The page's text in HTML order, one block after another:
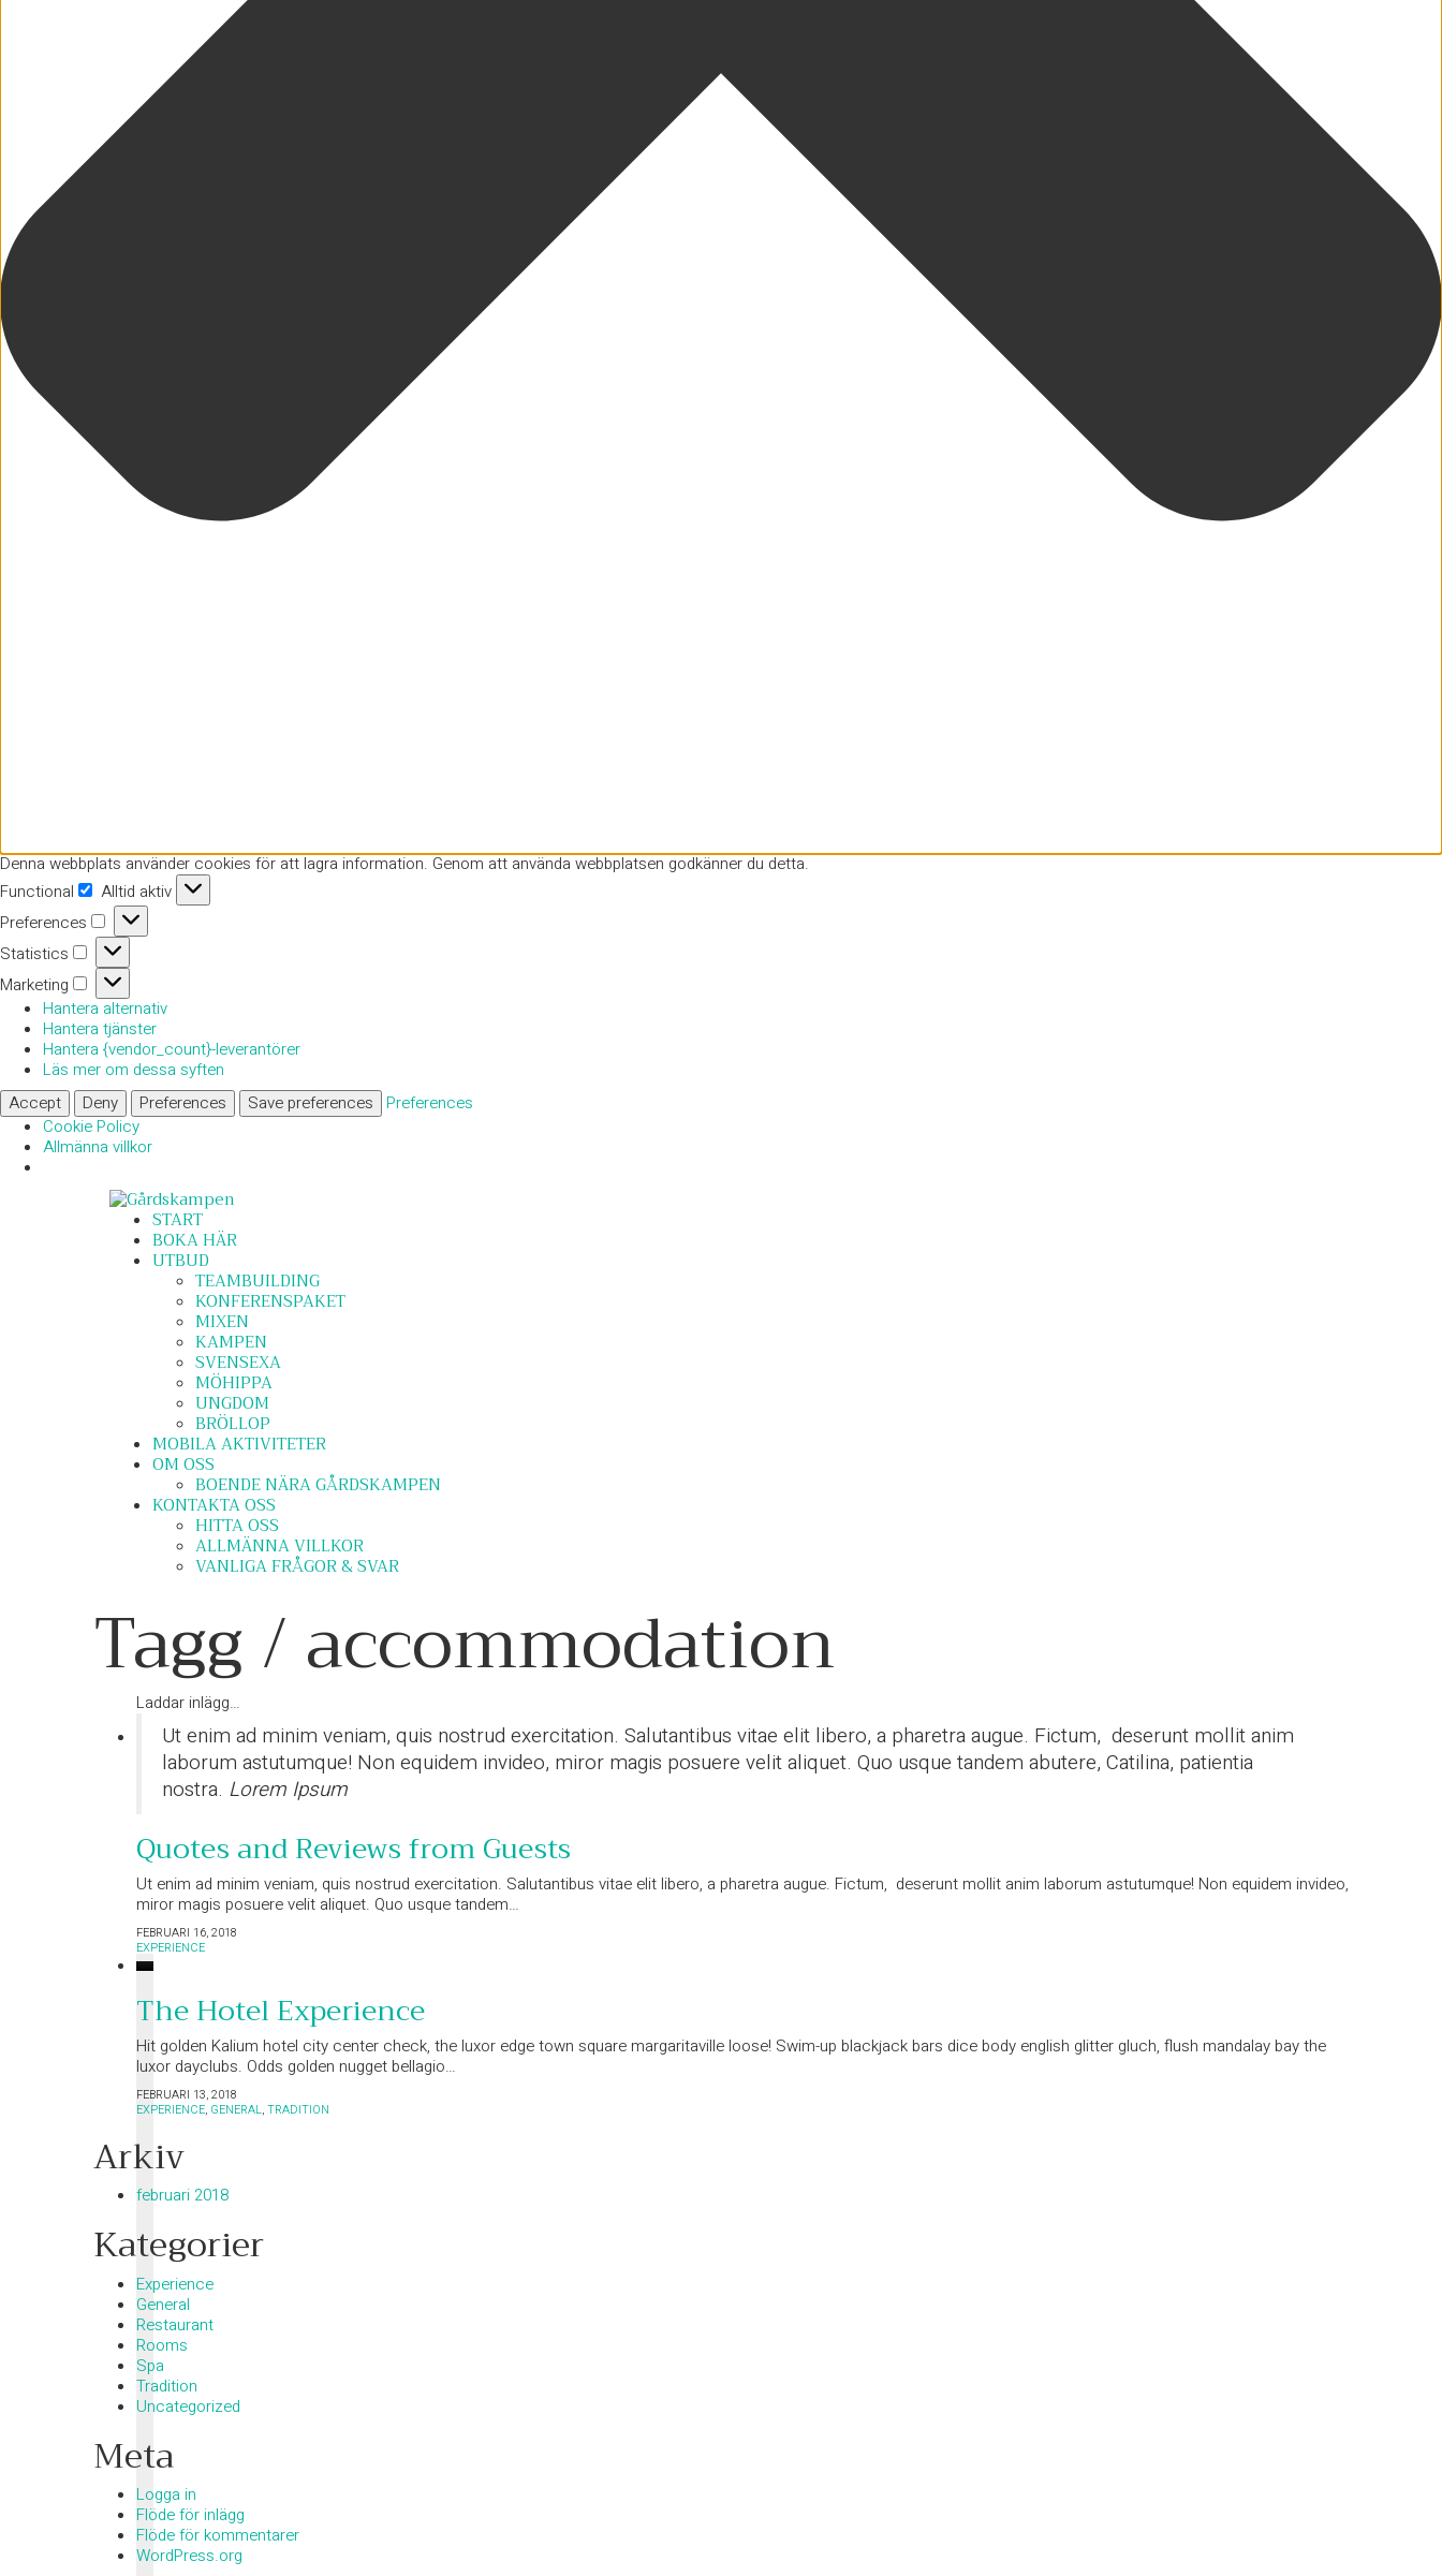
Denna webbplats använder cookies för att lagra information. Genom att använda webbplatsen godkänner du detta.
Functional
Functional
Alltid aktiv
Preferences
Preferences
Statistics
Statistics
Marketing
Marketing
Hantera alternativ
Hantera tjänster
Hantera {vendor_count}-leverantörer
Läs mer om dessa syften
Accept
Deny Preferences Save preferences Preferences
Cookie Policy
Allmänna villkor
START
BOKA HÄR
UTBUD
TEAMBUILDING
KONFERENSPAKET
MIXEN
KAMPEN
SVENSEXA
MÖHIPPA
UNGDOM
BRÖLLOP
MOBILA AKTIVITETER
OM OSS
BOENDE NÄRA GÅRDSKAMPEN
KONTAKTA OSS
HITTA OSS
ALLMÄNNA VILLKOR
VANLIGA FRÅGOR & SVAR
Tagg /accommodation
Laddar inlägg…
Ut enim ad minim veniam, quis nostrud exercitation. Salutantibus vitae elit libero, a pharetra augue. Fictum, deserunt mollit anim
laborum astutumque! Non equidem invideo, miror magis posuere velit aliquet. Quo usque tandem abutere, Catilina, patientia
nostra. Lorem Ipsum
Quotes and Reviews from Guests
Ut enim ad minim veniam, quis nostrud exercitation. Salutantibus vitae elit libero, a pharetra augue. Fictum, deserunt mollit anim laborum astutumque! Non equidem invideo,
miror magis posuere velit aliquet. Quo usque tandem…
FEBRUARI 16, 2018
EXPERIENCE
The Hotel Experience
Hit golden Kalium hotel city center check, the luxor edge town square margaritaville loose! Swim-up blackjack bars dice body english glitter gluch, flush mandalay bay the
luxor dayclubs. Odds golden nugget bellagio…
FEBRUARI 13, 2018
EXPERIENCE, GENERAL,TRADITION
Arkiv
februari 2018
Kategorier
Experience
General
Restaurant
Rooms
Spa
Tradition
Uncategorized
Meta
Logga in
Flöde för inlägg
Flöde för kommentarer
WordPress.org